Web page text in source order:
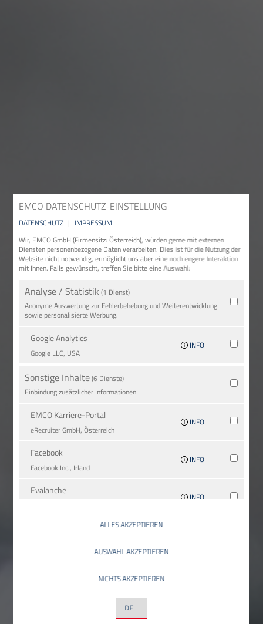
EMCO DATENSCHUTZ-EINSTELLUNG
DATENSCHUTZ | IMPRESSUM
Wir, EMCO GmbH (Firmensitz: Österreich), würden gerne mit externen
Diensten personenbezogene Daten verarbeiten. Dies ist für die Nutzung der
Website nicht notwendig, ermöglicht uns aber eine noch engere Interaktion
mit Ihnen. Falls gewünscht, treffen Sie bitte eine Auswahl:
Analyse / Statistik (1 Dienst)
Anonyme Auswertung zur Fehlerbehebung und Weiterentwicklung
sowie personalisierte Werbung.
Google Analytics
Google LLC, USA
INFO
Sonstige Inhalte(6 Dienste)
Einbindung zusätzlicher Informationen
EMCO Karriere-Portal
eRe­crui­ter GmbH, Österreich
INFO
Facebook
Facebook Inc., Irland
INFO
Evalanche
INFO
LinkedIn Ireland Unlimited Company, Irland
ALLES AKZEPTIEREN
AUSWAHL AKZEPTIEREN
NICHTS AKZEPTIEREN